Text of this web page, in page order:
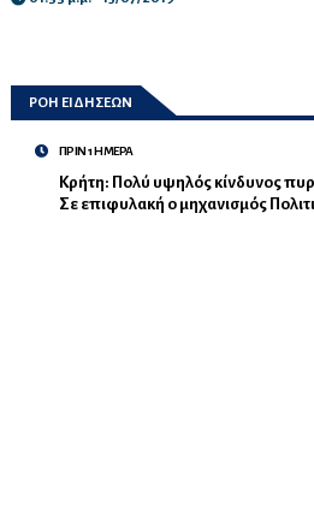
ΡΟΗ ΕΙΔΗΣΕΩΝ
ΠΡΙΝ 1 ΗΜΕΡΑ
Κρήτη: Πολύ υψηλός κίνδυνος
Σε επιφυλακή ο μηχανισμός